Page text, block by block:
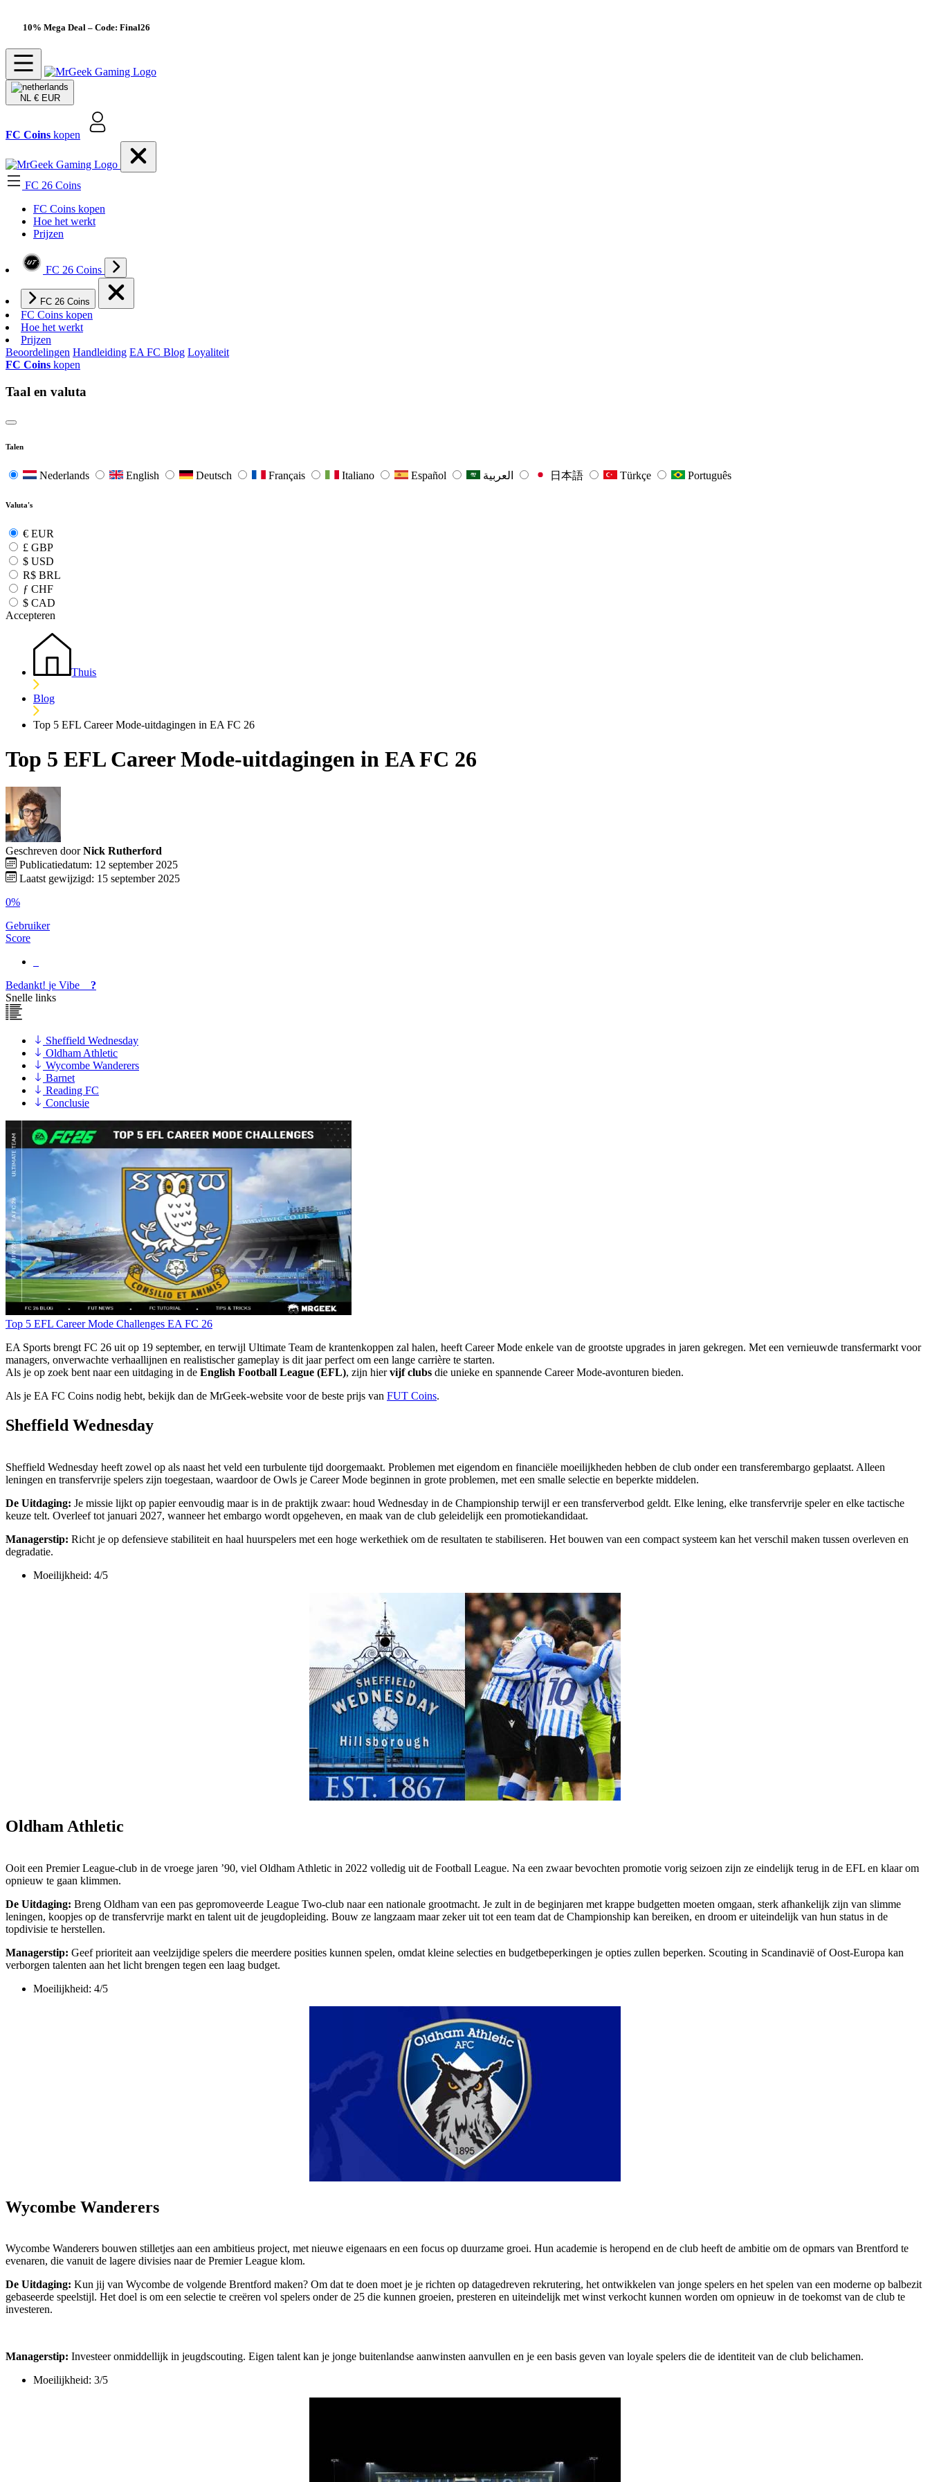
10% Mega Deal – Code: Final26
NL € EUR
FC Coins kopen
FC 26 Coins
FC Coins kopen
Hoe het werkt
Prijzen
FC 26 Coins
FC 26 Coins
FC Coins kopen
Hoe het werkt
Prijzen
Beoordelingen Handleiding EA FC Blog Loyaliteit
FC Coins kopen
Taal en valuta
Talen
Nederlands English Deutsch Français Italiano Español 日本語 Türkçe Português
Valuta's
€ EUR
£ GBP
$ USD
R$ BRL
ƒ CHF
$ CAD
Accepteren
Thuis
Blog
Top 5 EFL Career Mode-uitdagingen in EA FC 26
Top 5 EFL Career Mode-uitdagingen in EA FC 26
Geschreven door Nick Rutherford
Publicatiedatum: 12 september 2025
Laatst gewijzigd: 15 september 2025
0%
Gebruiker
Score
Bedankt! je Vibe
?
Snelle links
Sheffield Wednesday
Oldham Athletic
Wycombe Wanderers
Barnet
Reading FC
Conclusie
Top 5 EFL Career Mode Challenges EA FC 26
EA Sports brengt FC 26 uit op 19 september, en terwijl Ultimate Team de krantenkoppen zal halen, heeft Career Mode enkele van de grootste upgrades in jaren gekregen. Met een vernieuwde transfermarkt voor
managers, onverwachte verhaallijnen en realistischer gameplay is dit jaar perfect om een lange carrière te starten.
Als je op zoek bent naar een uitdaging in de English Football League (EFL), zijn hiervijf clubs die unieke en spannende Career Mode-avonturen bieden.
Als je EA FC Coins nodig hebt, bekijk dan de MrGeek-website voor de beste prijs van FUT Coins.
Sheffield Wednesday
Sheffield Wednesday heeft zowel op als naast het veld een turbulente tijd doorgemaakt. Problemen met eigendom en financiële moeilijkheden hebben de club onder een transferembargo geplaatst. Alleen
leningen en transfervrije spelers zijn toegestaan, waardoor de Owls je Career Mode beginnen in grote problemen, met een smalle selectie en beperkte middelen.
De Uitdaging: Je missie lijkt op papier eenvoudig maar is in de praktijk zwaar: houd Wednesday in de Championship terwijl er een transferverbod geldt. Elke lening, elke transfervrije speler en elke tactische
keuze telt. Overleef tot januari 2027, wanneer het embargo wordt opgeheven, en maak van de club geleidelijk een promotiekandidaat.
Managerstip: Richt je op defensieve stabiliteit en haal huurspelers met een hoge werkethiek om de resultaten te stabiliseren. Het bouwen van een compact systeem kan het verschil maken tussen overleven en
degradatie.
Moeilijkheid: 4/5
Oldham Athletic
Ooit een Premier League-club in de vroege jaren ’90, viel Oldham Athletic in 2022 volledig uit de Football League. Na een zwaar bevochten promotie vorig seizoen zijn ze eindelijk terug in de EFL en klaar om
opnieuw te gaan klimmen.
De Uitdaging: Breng Oldham van een pas gepromoveerde League Two-club naar een nationale grootmacht. Je zult in de beginjaren met krappe budgetten moeten omgaan, sterk afhankelijk zijn van slimme
leningen, koopjes op de transfervrije markt en talent uit de jeugdopleiding. Bouw ze langzaam maar zeker uit tot een team dat de Championship kan bereiken, en droom er uiteindelijk van hun status in de
topdivisie te herstellen.
Managerstip: Geef prioriteit aan veelzijdige spelers die meerdere posities kunnen spelen, omdat kleine selecties en budgetbeperkingen je opties zullen beperken. Scouting in Scandinavië of Oost-Europa kan
verborgen talenten aan het licht brengen tegen een laag budget.
Moeilijkheid: 4/5
Wycombe Wanderers
Wycombe Wanderers bouwen stilletjes aan een ambitieus project, met nieuwe eigenaars en een focus op duurzame groei. Hun academie is heropend en de club heeft de ambitie om de opmars van Brentford te
evenaren, die vanuit de lagere divisies naar de Premier League klom.
De Uitdaging: Kun jij van Wycombe de volgende Brentford maken? Om dat te doen moet je je richten op datagedreven rekrutering, het ontwikkelen van jonge spelers en het spelen van een moderne op balbezit
gebaseerde speelstijl. Het doel is om een selectie te creëren vol spelers onder de 25 die kunnen groeien, presteren en uiteindelijk met winst verkocht kunnen worden om opnieuw in de toekomst van de club te
investeren.
Managerstip: Investeer onmiddellijk in jeugdscouting. Eigen talent kan je jonge buitenlandse aanwinsten aanvullen en je een basis geven van loyale spelers die de identiteit van de club belichamen.
Moeilijkheid: 3/5